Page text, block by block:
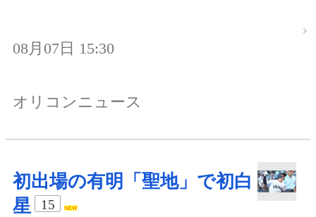
08月07日 15:30
オリコンニュース
初出場の有明「聖地」で初白
星
15